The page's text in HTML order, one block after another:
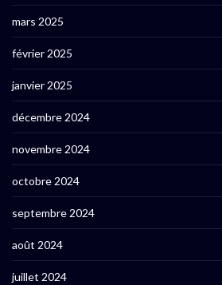
mars 2025
février 2025
janvier 2025
décembre 2024
novembre 2024
octobre 2024
septembre 2024
août 2024
juillet 2024